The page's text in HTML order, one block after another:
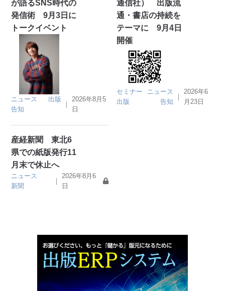
が語るSNS時代の
発信術 9月3日に
トークイベント
ニュース
出版
告知
｜
2026年8月5
日
通信社） 出版流
通・書店の持続を
テーマに 9月4日
開催
セミナー
ニュース
出版
告知
｜
2026年6
月23日
産経新聞 東北6
県での紙版発行11
月末で休止へ
ニュース
新聞
｜
2026年8月6
日